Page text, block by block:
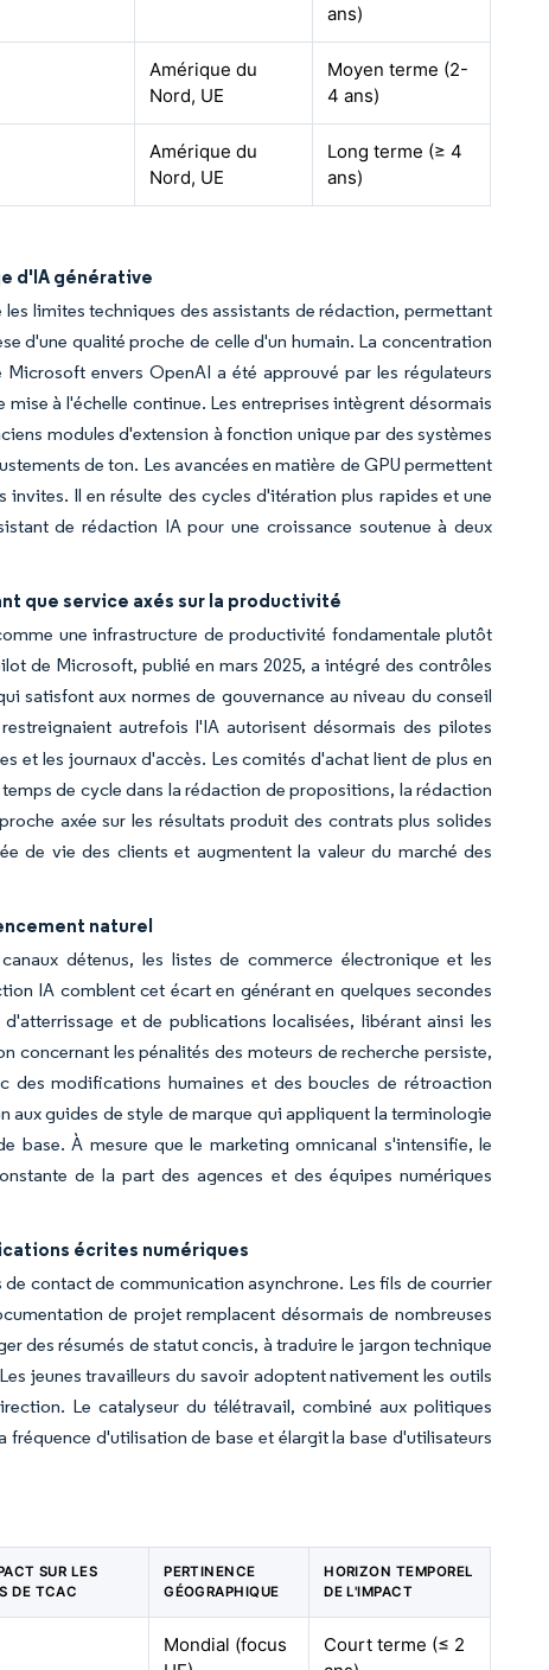
ans)
Amérique du
Nord, UE
Moyen terme (2-
4 ans)
Amérique du
Nord, UE
Long terme (≥ 4
ans)
d'IA générative
limites techniques des assistants de rédaction, permettant
d'une qualité proche de celle d'un humain. La concentration
envers OpenAI a été approuvé par les régulateurs
à l'échelle continue. Les entreprises intègrent désormais
modules d'extension à fonction unique par des systèmes
de ton. Les avancées en matière de GPU permettent
Il en résulte des cycles d'itération plus rapides et une
de rédaction IA pour une croissance soutenue à deux
que service axés sur la productivité
une infrastructure de productivité fondamentale plutôt
de Microsoft, publié en mars 2025, a intégré des contrôles
satisfont aux normes de gouvernance au niveau du conseil
autrefois l'IA autorisent désormais des pilotes
et les journaux d'accès. Les comités d'achat lient de plus en
de cycle dans la rédaction de propositions, la rédaction
axée sur les résultats produit des contrats plus solides
de vie des clients et augmentent la valeur du marché des
naturel
détenus, les listes de commerce électronique et les
IA comblent cet écart en générant en quelques secondes
et de publications localisées, libérant ainsi les
concernant les pénalités des moteurs de recherche persiste,
des modifications humaines et des boucles de rétroaction
guides de style de marque qui appliquent la terminologie
base. À mesure que le marketing omnicanal s'intensifie, le
de la part des agences et des équipes numériques
écrites numériques
contact de communication asynchrone. Les fils de courrier
de projet remplacent désormais de nombreuses
des résumés de statut concis, à traduire le jargon technique
jeunes travailleurs du savoir adoptent nativement les outils
Le catalyseur du télétravail, combiné aux politiques
d'utilisation de base et élargit la base d'utilisateurs
SUR LES
DE TCAC
PERTINENCE
GÉOGRAPHIQUE
HORIZON TEMPOREL
DE L'IMPACT
Mondial (focus
Court terme (≤ 2